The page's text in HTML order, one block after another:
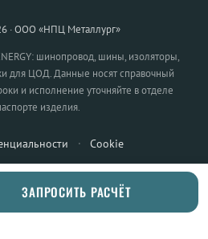
· ООО «НПЦ Металлург»
шинопровод, шины, изоляторы,
для ЦОД. Данные носят справочный
и исполнение уточняйте в отделе
изделия.
· Cookie
ЗАПРОСИТЬ РАСЧЁТ